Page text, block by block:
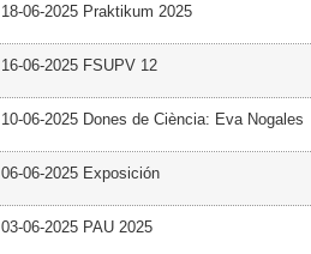
18-06-2025 Praktikum 2025
16-06-2025 FSUPV 12
10-06-2025 Dones de Ciència: Eva Nogales
06-06-2025 Exposición
03-06-2025 PAU 2025